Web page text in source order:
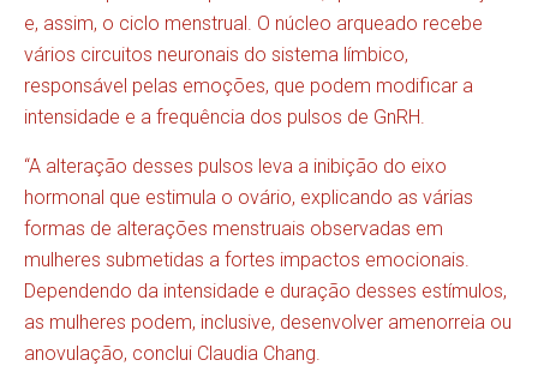
e, assim, o ciclo menstrual. O núcleo arqueado recebe
vários circuitos neuronais do sistema límbico,
responsável pelas emoções, que podem modificar a
intensidade e a frequência dos pulsos de GnRH.
“A alteração desses pulsos leva a inibição do eixo
hormonal que estimula o ovário, explicando as várias
formas de alterações menstruais observadas em
mulheres submetidas a fortes impactos emocionais.
Dependendo da intensidade e duração desses estímulos,
as mulheres podem, inclusive, desenvolver amenorreia ou
anovulação, conclui Claudia Chang.